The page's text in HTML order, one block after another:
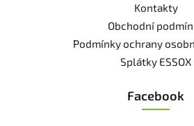
Kontakty
Obchodní
Podmínky ochrany
Splátky ESSOX
Facebook